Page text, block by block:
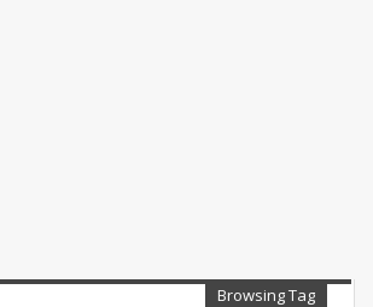
Browsing Tag